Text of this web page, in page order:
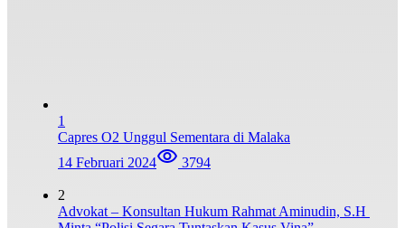
1
Capres O2 Unggul Sementara di Malaka
14 Februari 2024
3794
2
Advokat – Konsultan Hukum Rahmat Aminudin, S.H